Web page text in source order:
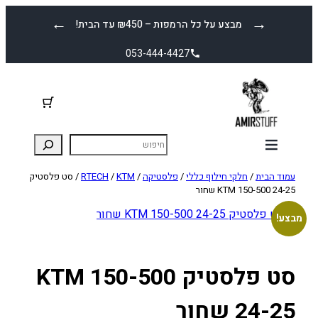
← מבצע על כל הרמפות – ₪450 עד הבית! →
053-444-4427
עמוד הבית/ חלקי חילוף כללי/ פלסטיקה/
RTECH /KTM
/ סט פלסטיק
KTM 150-500 24-25 שחור
מבצע!
סט פלסטיק KTM 150-500